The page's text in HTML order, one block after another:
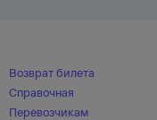
Возврат билета
Справочная
Перевозчикам